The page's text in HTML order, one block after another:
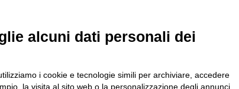
alcuni dati personali dei
i cookie e tecnologie simili per archiviare, accedere
la visita al sito web o la personalizzazione degli annunci.